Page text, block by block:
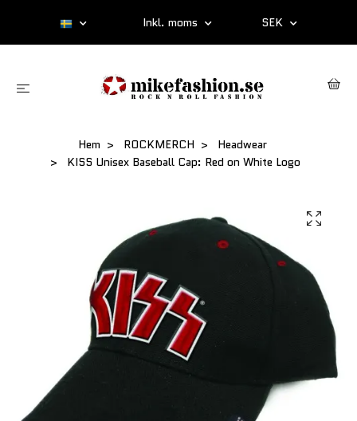
Inkl. moms SEK
Hem ROCKMERCH
Headwear
KISS Unisex Baseball Cap: Red on White Logo